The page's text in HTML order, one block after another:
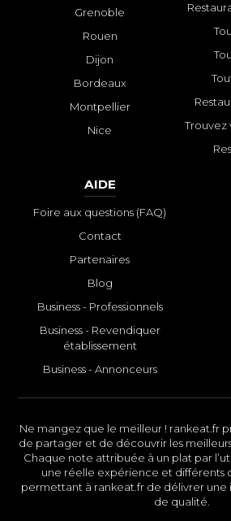
Grenoble
Rouen
Dijon
Bordeaux
Montpellier
Nice
Trouvez
AIDE
Foire aux questions (FAQ)
Contact
Partenaires
Blog
Business - Professionnels
Business - Revendiquer
établissement
Business - Annonceurs
Ne mangez que le meilleur ! rankeat.fr
de partager et de découvrir les
Chaque note attribuée à un plat par
une réelle expérience et différents
permettant à rankeat.fr de délivrer
de qualité.